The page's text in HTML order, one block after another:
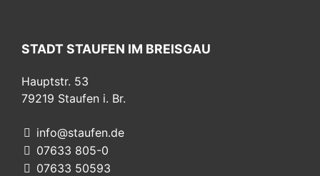
STADT STAUFEN IM BREISGAU
Hauptstr. 53
79219 Staufen i. Br.
info@staufen.de
07633 805-0
07633 50593